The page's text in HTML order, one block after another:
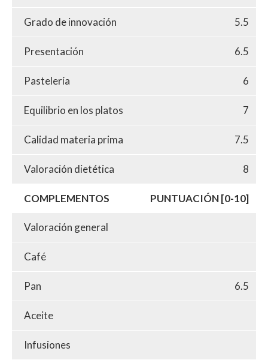
Grado de innovación 5.5
Presentación 6.5
Pastelería 6
Equilibrio en los platos 7
Calidad materia prima 7.5
Valoración dietética 8
COMPLEMENTOS PUNTUACIÓN [0-10]
Valoración general
Café
Pan 6.5
Aceite
Infusiones